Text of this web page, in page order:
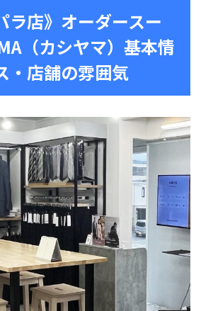
ラ店》オーダースー
（カシヤマ）基本情
・店舗の雰囲気